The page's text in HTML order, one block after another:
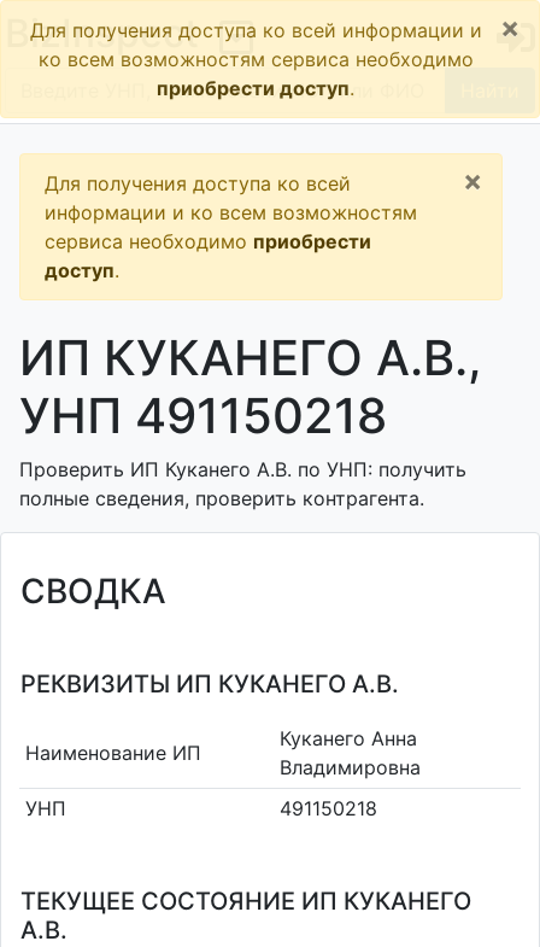
BizInspect
Для получения доступа ко всей информации и
ко всем возможностям сервиса необходимо
приобрести доступ.
×
Для получения доступа ко всей
информации и ко всем возможностям
сервиса необходимо приобрести
доступ.
×
ИП КУКАНЕГО А.В.,
УНП 491150218
Проверить ИП Куканего А.В. по УНП: получить
полные сведения, проверить контрагента.
СВОДКА
РЕКВИЗИТЫ ИП КУКАНЕГО А.В.
Наименование ИП
Куканего Анна
Владимировна
УНП
491150218
ТЕКУЩЕЕ СОСТОЯНИЕ ИП КУКАНЕГО
А.В.